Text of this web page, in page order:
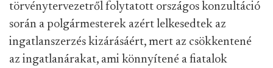
törvénytervezetről folytatott országos konzultáció
során a polgármesterek azért lelkesedtek az
ingatlanszerzés kizárásáért, mert az csökkentené
az ingatlanárakat, ami könnyítené a fiatalok